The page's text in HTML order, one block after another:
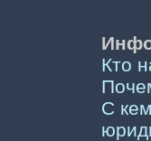
Кто
С